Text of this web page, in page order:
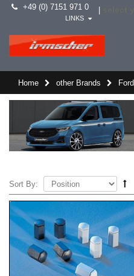
+49 (0) 7151 971 0
LINKS
Home other Brands Ford
Sort By: